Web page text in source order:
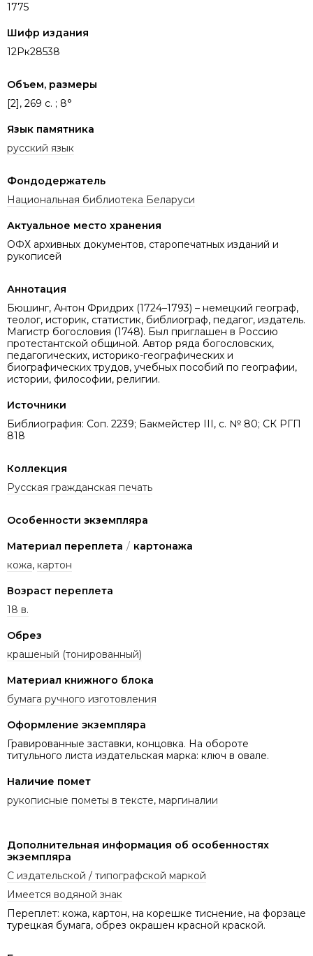
1775
Шифр издания
12Рк28538
Объем, размеры
[2], 269 c. ; 8°
Язык памятника
русский язык
Фондодержатель
Национальная библиотека Беларуси
Актуальное место хранения
ОФХ архивных документов, старопечатных изданий и
рукописей
Аннотация
Бюшинг, Антон Фридрих (1724–1793) – немецкий географ,
теолог, историк, статистик, библиограф, педагог, издатель.
Магистр богословия (1748). Был приглашен в Россию
протестантской общиной. Автор ряда богословских,
педагогических, историко-географических и
биографических трудов, учебных пособий по географии,
истории, философии, религии.
Источники
Библиография: Соп. 2239; Бакмейстер III, с. № 80; СК РГП
818
Коллекция
Русская гражданская печать
Особенности экземпляра
Материал переплета / картонажа
кожа, картон
Возраст переплета
18 в.
Обрез
крашеный (тонированный)
Материал книжного блока
бумага ручного изготовления
Оформление экземпляра
Гравированные заставки, концовка. На обороте
титульного листа издательская марка: ключ в овале.
Наличие помет
рукописные пометы в тексте, маргиналии
Дополнительная информация об особенностях
экземпляра
С издательской / типографской маркой
Имеется водяной знак
Переплет: кожа, картон, на корешке тиснение, на форзаце
турецкая бумага, обрез окрашен красной краской.